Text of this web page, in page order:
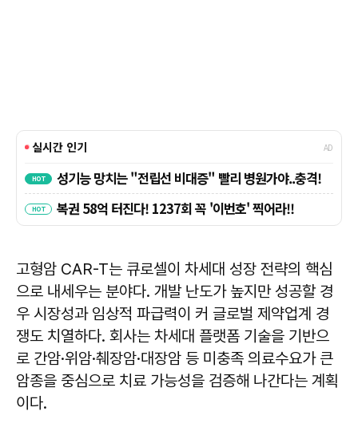
고형암 CAR-T는 큐로셀이 차세대 성장 전략의 핵심
으로 내세우는 분야다. 개발 난도가 높지만 성공할 경
우 시장성과 임상적 파급력이 커 글로벌 제약업계 경
쟁도 치열하다. 회사는 차세대 플랫폼 기술을 기반으
로 간암·위암·췌장암·대장암 등 미충족 의료수요가 큰
암종을 중심으로 치료 가능성을 검증해 나간다는 계획
이다.